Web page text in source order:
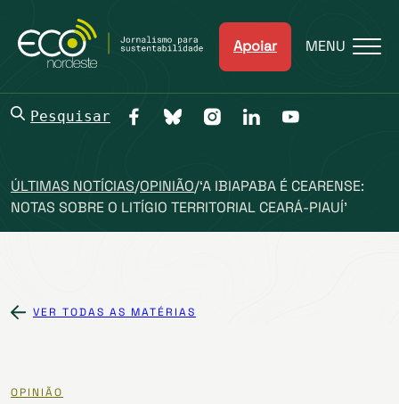
Apoiar MENU
Pesquisar
ÚLTIMAS NOTÍCIAS/OPINIÃO/‘A IBIAPABA É CEARENSE:
NOTAS SOBRE O LITÍGIO TERRITORIAL CEARÁ-PIAUÍ’
VER TODAS AS MATÉRIAS
OPINIÃO